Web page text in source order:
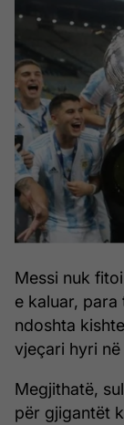
Messi nuk
e kaluar,
ndoshta
vjeçari hyri
Megjithatë,
për gjigantët